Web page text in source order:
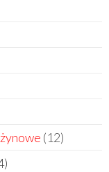
1212
4